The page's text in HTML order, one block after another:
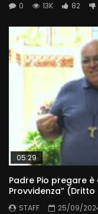
0
13K 82
05:29
Padre Pio pregare
Provvidenza”
STAFF
25/09/